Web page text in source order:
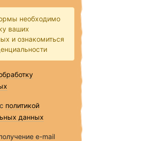
необходимо
ваших
и ознакомиться
политикой
данных
e-mail